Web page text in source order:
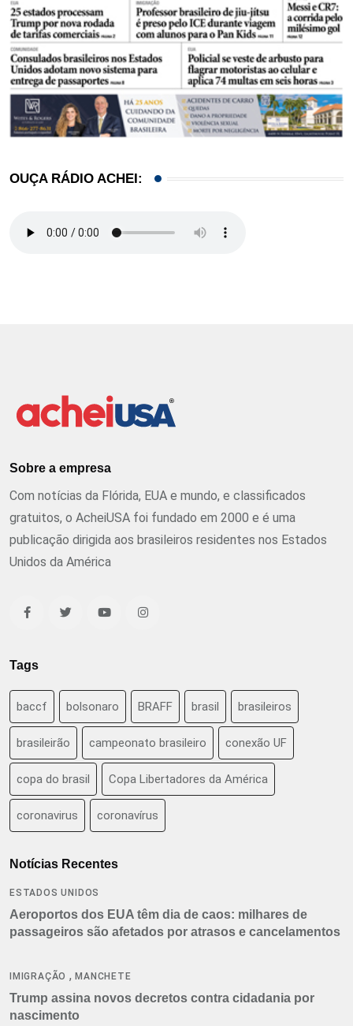
OUÇA RÁDIO ACHEI:
Sobre a empresa
Com notícias da Flórida, EUA e mundo, e classificados
gratuitos, o AcheiUSA foi fundado em 2000 e é uma
publicação dirigida aos brasileiros residentes nos Estados
Unidos da América
Tags
baccf bolsonaro BRAFF brasil brasileiros
brasileirão campeonato brasileiro conexão UF
copa do brasil Copa Libertadores da América
coronavirus coronavírus
Notícias Recentes
ESTADOS UNIDOS
Aeroportos dos EUA têm dia de caos: milhares de
passageiros são afetados por atrasos e cancelamentos
IMIGRAÇÃO ,MANCHETE
Trump assina novos decretos contra cidadania por
nascimento